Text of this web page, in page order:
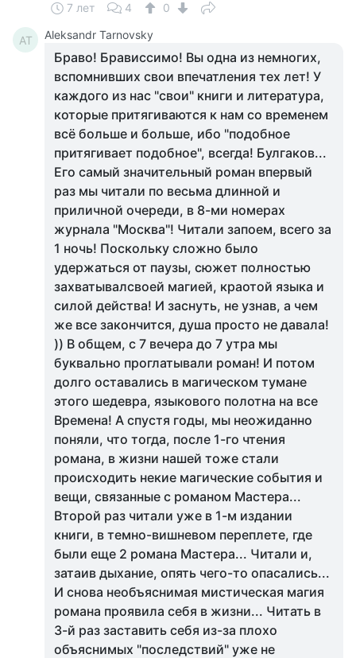
7 лет 4 0
AT Aleksandr Tarnovsky
Браво! Брависсимо! Вы одна из немногих,
вспомнивших свои впечатления тех лет! У
каждого из нас "свои" книги и литература,
которые притягиваются к нам со временем
всё больше и больше, ибо "подобное
притягивает подобное", всегда! Булгаков...
Его самый значительный роман впервый
раз мы читали по весьма длинной и
приличной очереди, в 8-ми номерах
журнала "Москва"! Читали запоем, всего за
1 ночь! Поскольку сложно было
удержаться от паузы, сюжет полностью
захватывалсвоей магией, краотой языка и
силой действа! И заснуть, не узнав, а чем
же все закончится, душа просто не давала!
)) В общем, с 7 вечера до 7 утра мы
буквально проглатывали роман! И потом
долго оставались в магическом тумане
этого шедевра, языкового полотна на все
Времена! А спустя годы, мы неожиданно
поняли, что тогда, после 1-го чтения
романа, в жизни нашей тоже стали
происходить некие магические события и
вещи, связанные с романом Мастера...
Второй раз читали уже в 1-м издании
книги, в темно-вишневом переплете, где
были еще 2 романа Мастера... Читали и,
затаив дыхание, опять чего-то опасались...
И снова необъяснимая мистическая магия
романа проявила себя в жизни... Читать в
3-й раз заставить себя из-за плохо
объяснимых "последствий" уже не